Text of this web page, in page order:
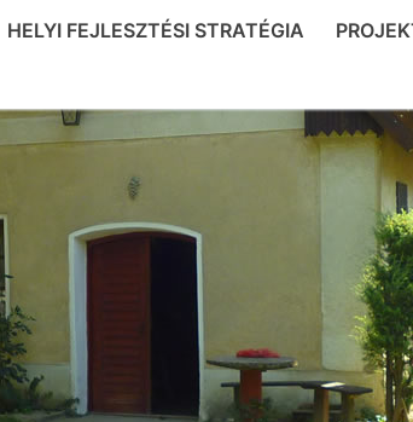
HELYI FEJLESZTÉSI STRATÉGIA